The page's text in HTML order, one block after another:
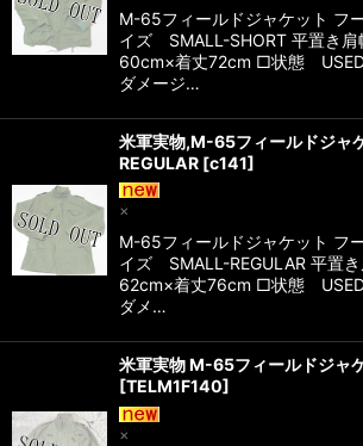
M-65フィールドジャケット フ
イズ SMALL-SHORT 平置き
60cm×着丈72cm □状態
ダメージ…
米軍実物,M-65フィールドジ
REGULAR [c141]
×
M-65フィールドジャケット フ
イズ SMALL-REGULAR 平置
62cm×着丈76cm □状態
ダメ…
米軍実物 M-65フィールドジャ
[TELM1F140]
×